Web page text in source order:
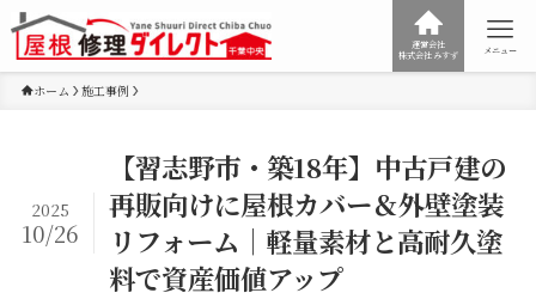
運営会社
株式会社みすず
メニュー
ホーム 施工事例
【習志野市・築18年】中古戸建の
再販向けに屋根カバー＆外壁塗装
リフォーム｜軽量素材と高耐久塗
料で資産価値アップ
2025
10/26